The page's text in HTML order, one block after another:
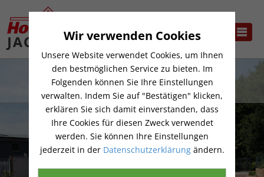
Wir verwenden Cookies
Unsere Website verwendet Cookies, um Ihnen
den bestmöglichen Service zu bieten. Im
Folgenden können Sie Ihre Einstellungen
verwalten. Indem Sie auf "Bestätigen" klicken,
erklären Sie sich damit einverstanden, dass
Ihre Cookies für diesen Zweck verwendet
werden. Sie können Ihre Einstellungen
jederzeit in der Datenschutzerklärungändern.